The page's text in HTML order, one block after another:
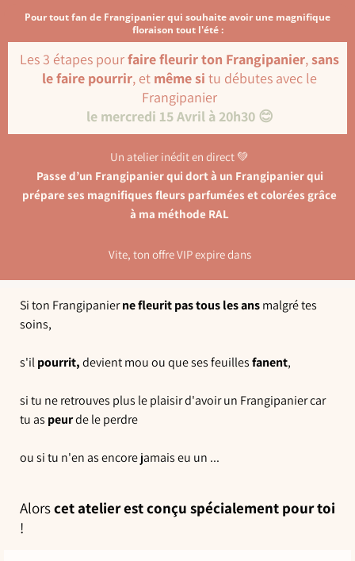
Pour tout fan de Frangipanier qui souhaite avoir une magnifique
floraison tout l'été :
Les 3 étapes pourfaire fleurir ton Frangipanier,sans
le faire pourrir, et même si tu débutes avec le
Frangipanier
le mercredi 15 Avril à 20h30 😊
Un atelier inédit en direct 💚
Passe d’un Frangipanier qui dort à un Frangipanier qui
prépare ses magnifiques fleurs parfumées et colorées grâce
à ma méthode RAL
Vite, ton offre VIP expire dans
Si ton Frangipanierne fleurit pas tous les ansmalgré tes
soins,
s'ilpourrit,devient mou ou que ses feuillesfanent,
si tu ne retrouves plus le plaisir d'avoir un Frangipanier car
tu as peurde le perdre
ou si tu n'en as encore jamais eu un ...
Alorscet atelier est conçu spécialement pour toi
!